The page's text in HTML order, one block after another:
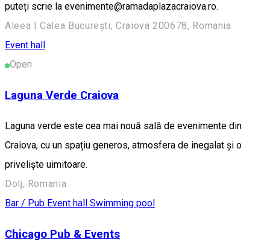
puteți scrie la evenimente@ramadaplazacraiova.ro.
Aleea I Calea București, Craiova 200678, Romania
Event hall
Open
Laguna Verde Craiova
Laguna verde este cea mai nouă sală de evenimente din
Craiova, cu un spațiu generos, atmosfera de inegalat și o
priveliște uimitoare.
Dolj, Romania
Bar / Pub Event hall Swimming pool
Chicago Pub & Events